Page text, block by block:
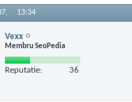
13:34
Vexx
Membru SeoPedia
Reputatie: 36